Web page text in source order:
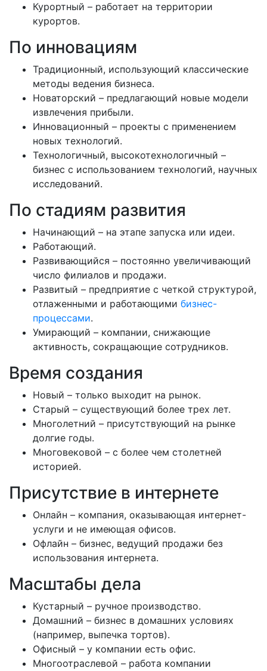
Курортный – работает на территории
курортов.
По инновациям
Традиционный, использующий классические
методы ведения бизнеса.
Новаторский – предлагающий новые модели
извлечения прибыли.
Инновационный – проекты с применением
новых технологий.
Технологичный, высокотехнологичный –
бизнес с использованием технологий, научных
исследований.
По стадиям развития
Начинающий – на этапе запуска или идеи.
Работающий.
Развивающийся – постоянно увеличивающий
число филиалов и продажи.
Развитый – предприятие с четкой структурой,
отлаженными и работающими бизнес-
процессами.
Умирающий – компании, снижающие
активность, сокращающие сотрудников.
Время создания
Новый – только выходит на рынок.
Старый – существующий более трех лет.
Многолетний – присутствующий на рынке
долгие годы.
Многовековой – с более чем столетней
историей.
Присутствие в интернете
Онлайн – компания, оказывающая интернет-
услуги и не имеющая офисов.
Офлайн – бизнес, ведущий продажи без
использования интернета.
Масштабы дела
Кустарный – ручное производство.
Домашний – бизнес в домашних условиях
(например, выпечка тортов).
Офисный – у компании есть офис.
Многоотраслевой – работа компании